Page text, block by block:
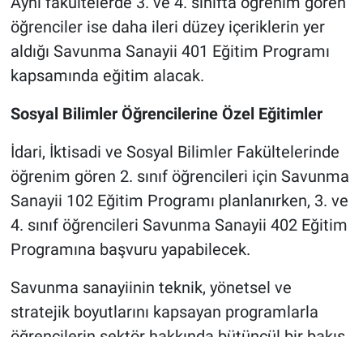
öğrenciler ise daha ileri düzey içeriklerin yer
aldığı Savunma Sanayii 401 Eğitim Programı
kapsamında eğitim alacak.
Sosyal Bilimler Öğrencilerine Özel Eğitimler
İdari, İktisadi ve Sosyal Bilimler Fakültelerinde
öğrenim gören 2. sınıf öğrencileri için Savunma
Sanayii 102 Eğitim Programı planlanırken, 3. ve
4. sınıf öğrencileri Savunma Sanayii 402 Eğitim
Programına başvuru yapabilecek.
Savunma sanayiinin teknik, yönetsel ve
stratejik boyutlarını kapsayan programlarla